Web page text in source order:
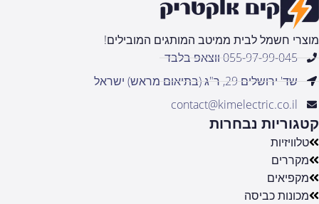
מוצרי חשמל לבית ממיטב המותגים המובילים!
055-97-99-045 ווצאפ בלבד
שד' ירושלים 29, ר"ג (בתיאום מראש) ישראל
contact@kimelectric.co.il
קטגוריות נבחרות
טלוויזיות
מקררים
מקפיאים
מכונות כביסה